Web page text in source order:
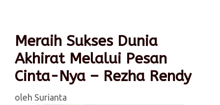
Meraih Sukses Dunia
Akhirat Melalui Pesan
Cinta-Nya – Rezha Rendy
oleh Surianta